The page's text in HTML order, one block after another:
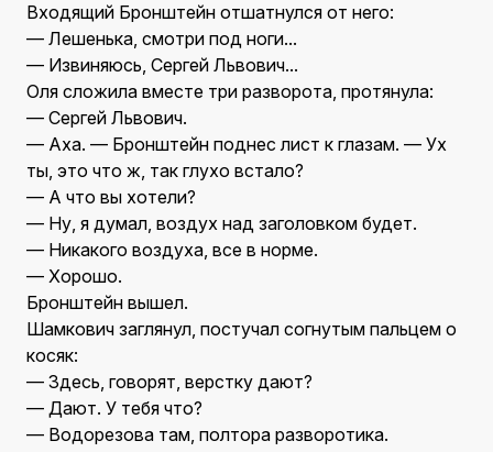
Входящий Бронштейн отшатнулся от него:
— Лешенька, смотри под ноги...
— Извиняюсь, Сергей Львович...
Оля сложила вместе три разворота, протянула:
— Сергей Львович.
— Аха. — Бронштейн поднес лист к глазам. — Ух
ты, это что ж, так глухо встало?
— А что вы хотели?
— Ну, я думал, воздух над заголовком будет.
— Никакого воздуха, все в норме.
— Хорошо.
Бронштейн вышел.
Шамкович заглянул, постучал согнутым пальцем о
косяк:
— Здесь, говорят, верстку дают?
— Дают. У тебя что?
— Водорезова там, полтора разворотика.